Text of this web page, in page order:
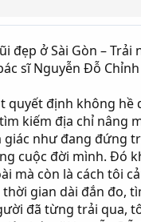
đẹp ở Sài Gòn – Trải
sĩ Nguyễn Đỗ Chỉnh
quyết định không hề
kiếm địa chỉ nâng
giác như đang đứng
cuộc đời mình. Đó
mà còn là cách tôi
gian dài đắn đo,
đã từng trải qua,